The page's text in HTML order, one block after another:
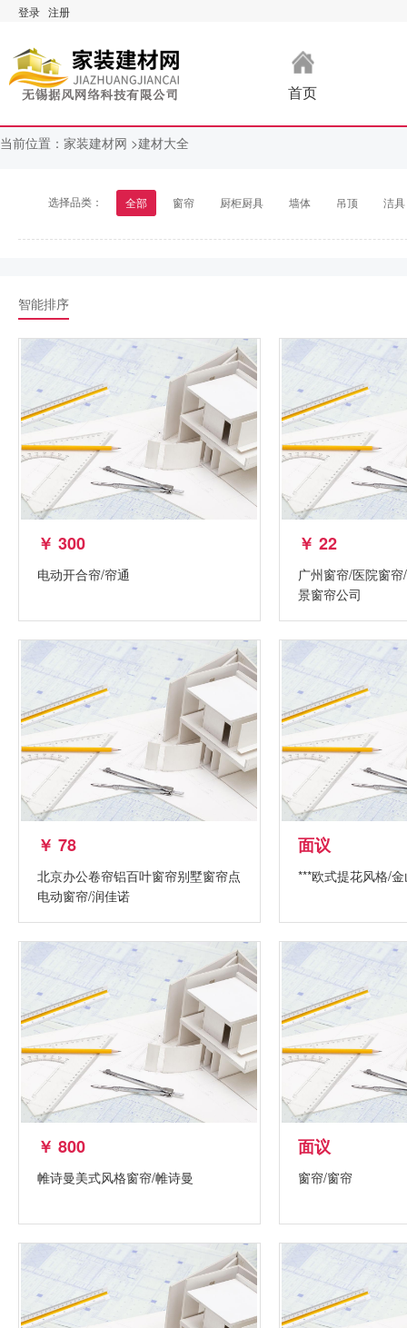
登录 注册
首页
当前位置： 家装建材网 >建材大全
选择品类： 全部 窗帘 厨柜厨具 墙体 吊顶 洁具
智能排序
￥ 300
电动开合帘/帘通
￥ 22
广州窗帘/医院窗
景窗帘公司
￥ 78
北京办公卷帘铝百叶窗帘别墅窗帘点
电动窗帘/润佳诺
面议
***欧式提花风格/
￥ 800
帷诗曼美式风格窗帘/帷诗曼
面议
窗帘/窗帘